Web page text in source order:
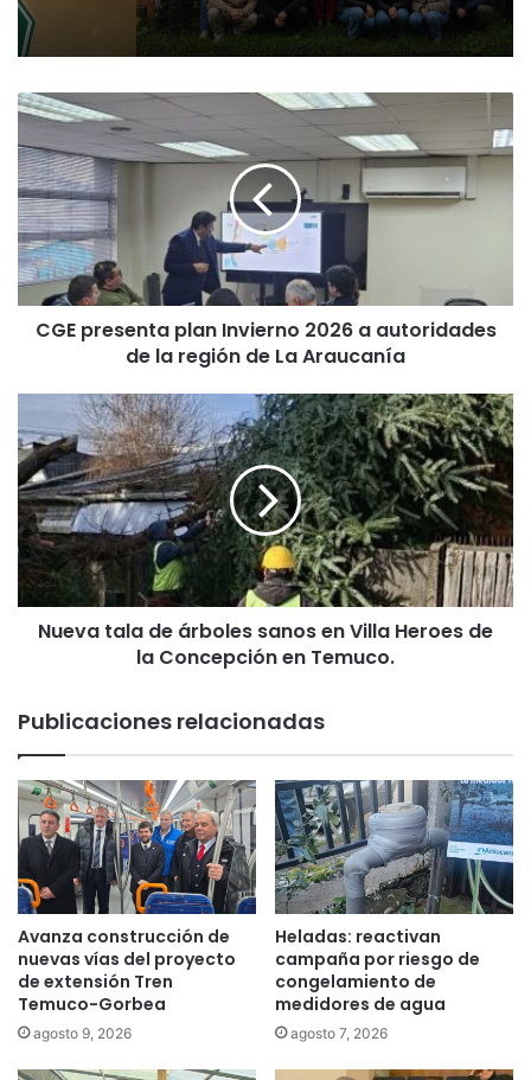
C
E
p
r
e
s
e
n
a
n
I
n
v
i
r
2
6
a
a
t
o
r
a
d
e
d
CGE presenta plan Invierno 2026 a autoridades
de la región de La Araucanía
u
e
v
a
t
a
a
b
o
l
e
s
s
a
n
o
s
e
n
V
Nueva tala de árboles sanos en Villa Heroes de
la Concepción en Temuco.
Publicaciones relacionadas
Avanza construcción de
nuevas vías del proyecto
de extensión Tren
Temuco-Gorbea
agosto 9, 2026
Heladas: reactivan
campaña por riesgo de
congelamiento de
medidores de agua
agosto 7, 2026